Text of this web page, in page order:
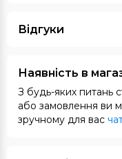
Відгуки
Наявність в
З будь-яких питань
або замовлення ви
зручному для вас